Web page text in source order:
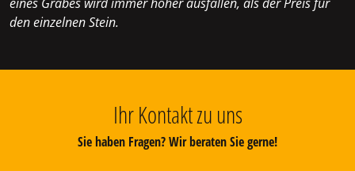
den einzelnen Stein.
Ihr Kontakt zu uns
Sie haben Fragen? Wir beraten Sie gerne!